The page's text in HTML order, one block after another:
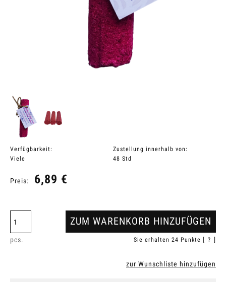
Verfügbarkeit:
Viele
Zustellung innerhalb von:
48 Std
Preis: 6,89 €
pcs.
ZUM WARENKORB HINZUFÜGEN
Sie erhalten 24 Punkte [ ? ]
zur Wunschliste hinzufügen